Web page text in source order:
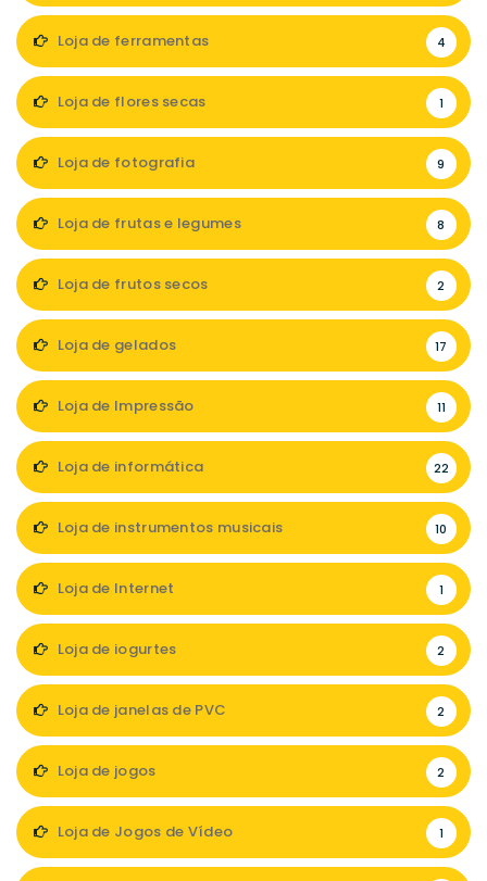
Loja de ferramentas 4
Loja de flores secas 1
Loja de fotografia 9
Loja de frutas e legumes 8
Loja de frutos secos 2
Loja de gelados 17
Loja de Impressão 11
Loja de informática 22
Loja de instrumentos musicais 10
Loja de Internet 1
Loja de iogurtes 2
Loja de janelas de PVC 2
Loja de jogos 2
Loja de Jogos de Vídeo 1